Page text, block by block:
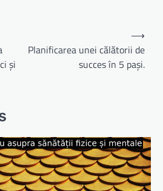
și
Planificarea unei călătorii de
succes în 5 pași.
⟶